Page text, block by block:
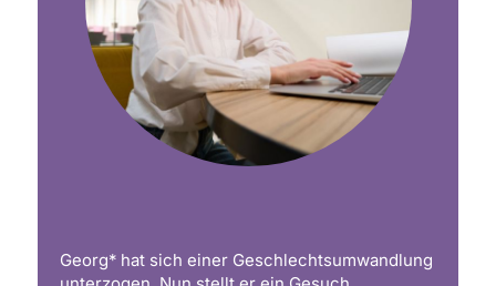
Georg* hat sich einer Geschlechtsumwandlung